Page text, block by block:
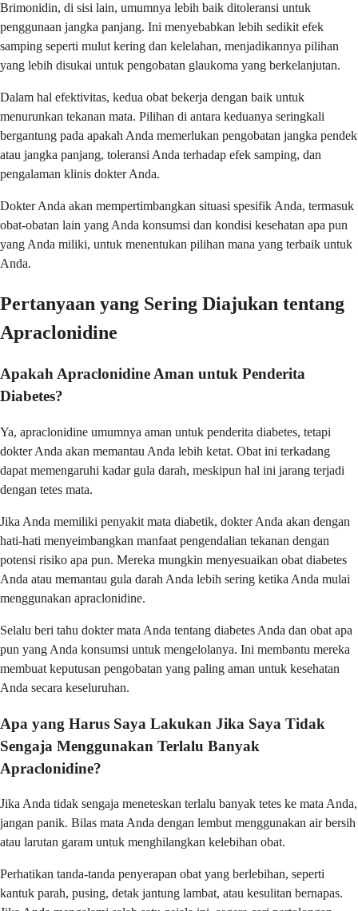
Brimonidin, di sisi lain, umumnya lebih baik ditoleransi untuk
penggunaan jangka panjang. Ini menyebabkan lebih sedikit efek
samping seperti mulut kering dan kelelahan, menjadikannya pilihan
yang lebih disukai untuk pengobatan glaukoma yang berkelanjutan.
Dalam hal efektivitas, kedua obat bekerja dengan baik untuk
menurunkan tekanan mata. Pilihan di antara keduanya seringkali
bergantung pada apakah Anda memerlukan pengobatan jangka pendek
atau jangka panjang, toleransi Anda terhadap efek samping, dan
pengalaman klinis dokter Anda.
Dokter Anda akan mempertimbangkan situasi spesifik Anda, termasuk
obat-obatan lain yang Anda konsumsi dan kondisi kesehatan apa pun
yang Anda miliki, untuk menentukan pilihan mana yang terbaik untuk
Anda.
Pertanyaan yang Sering Diajukan tentang
Apraclonidine
Apakah Apraclonidine Aman untuk Penderita
Diabetes?
Ya, apraclonidine umumnya aman untuk penderita diabetes, tetapi
dokter Anda akan memantau Anda lebih ketat. Obat ini terkadang
dapat memengaruhi kadar gula darah, meskipun hal ini jarang terjadi
dengan tetes mata.
Jika Anda memiliki penyakit mata diabetik, dokter Anda akan dengan
hati-hati menyeimbangkan manfaat pengendalian tekanan dengan
potensi risiko apa pun. Mereka mungkin menyesuaikan obat diabetes
Anda atau memantau gula darah Anda lebih sering ketika Anda mulai
menggunakan apraclonidine.
Selalu beri tahu dokter mata Anda tentang diabetes Anda dan obat apa
pun yang Anda konsumsi untuk mengelolanya. Ini membantu mereka
membuat keputusan pengobatan yang paling aman untuk kesehatan
Anda secara keseluruhan.
Apa yang Harus Saya Lakukan Jika Saya Tidak
Sengaja Menggunakan Terlalu Banyak
Apraclonidine?
Jika Anda tidak sengaja meneteskan terlalu banyak tetes ke mata Anda,
jangan panik. Bilas mata Anda dengan lembut menggunakan air bersih
atau larutan garam untuk menghilangkan kelebihan obat.
Perhatikan tanda-tanda penyerapan obat yang berlebihan, seperti
kantuk parah, pusing, detak jantung lambat, atau kesulitan bernapas.